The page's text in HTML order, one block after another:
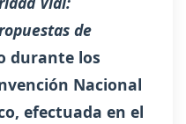
de
durante los
Nacional
efectuada en el